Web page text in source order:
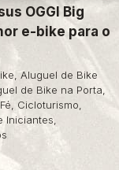
OGGI Big
e-bike para o
, Aluguel de Bike
de Bike na Porta
Cicloturismo
Iniciantes